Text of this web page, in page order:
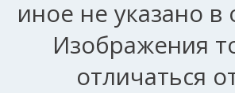
иное не указано в
Изображения
отличаться